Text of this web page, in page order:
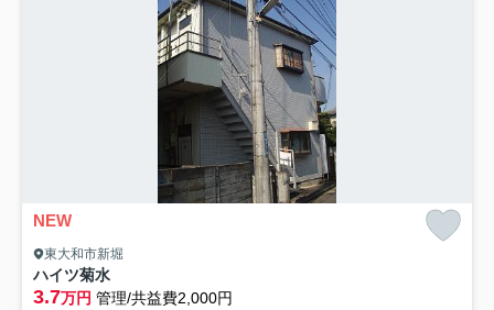
NEW
東大和市新堀
ハイツ菊水
3.7万円 管理/共益費2,000円